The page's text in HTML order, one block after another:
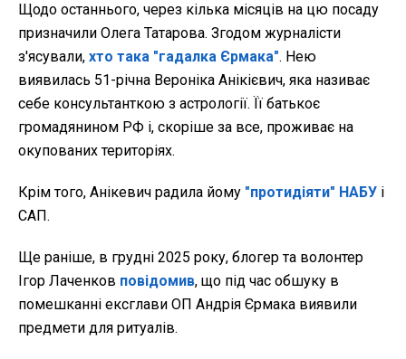
Щодо останнього, через кілька місяців на цю посаду
призначили Олега Татарова. Згодом журналісти
з'ясували, хто така "гадалка Єрмака". Нею
виявилась 51-річна Вероніка Анікієвич, яка називає
себе консультанткою з астрології. Її батькоє
громадянином РФ і, скоріше за все, проживає на
окупованих територіях.
Крім того, Анікевич радила йому "протидіяти" НАБУ і
САП.
Ще раніше, в грудні 2025 року, блогер та волонтер
Ігор Лаченков повідомив, що під час обшуку в
помешканні ексглави ОП Андрія Єрмака виявили
предмети для ритуалів.